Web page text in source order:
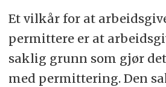
Et vilkår for at
permittere er at
saklig grunn som gjør
med permittering. Den